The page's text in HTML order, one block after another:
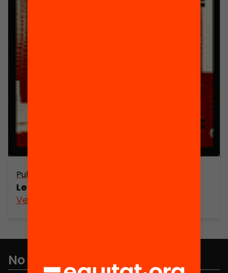
Publicació
Les caixes d’estalvi a Catalunya
Veure’n més
No et perdis res